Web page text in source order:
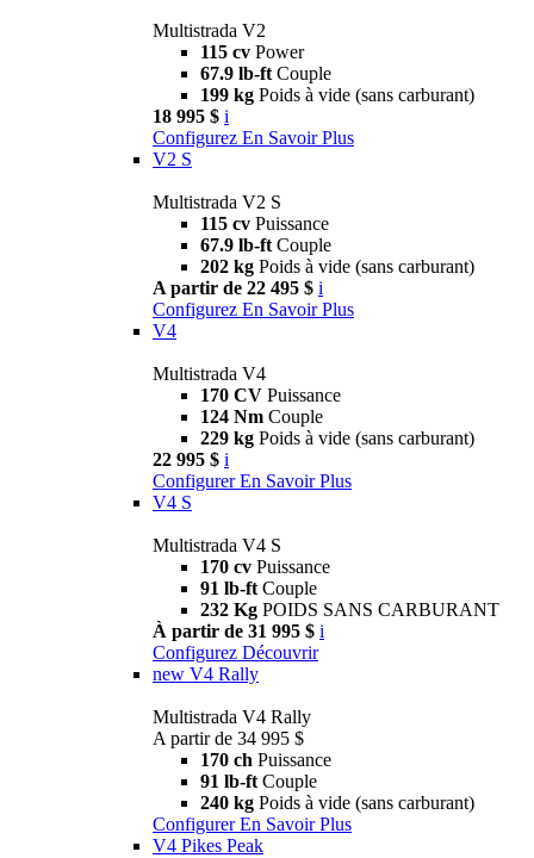
Multistrada V2
115 cv Power
67.9 lb-ft Couple
199 kg Poids à vide (sans carburant)
18 995 $ i
Configurez En Savoir Plus
V2 S
Multistrada V2 S
115 cv Puissance
67.9 lb-ft Couple
202 kg Poids à vide (sans carburant)
A partir de 22 495 $ i
Configurez En Savoir Plus
V4
Multistrada V4
170 CV Puissance
124 Nm Couple
229 kg Poids à vide (sans carburant)
22 995 $ i
Configurer En Savoir Plus
V4 S
Multistrada V4 S
170 cv Puissance
91 lb-ft Couple
232 Kg POIDS SANS CARBURANT
À partir de 31 995 $ i
Configurez Découvrir
new V4 Rally
Multistrada V4 Rally
A partir de 34 995 $
170 ch Puissance
91 lb-ft Couple
240 kg Poids à vide (sans carburant)
Configurer En Savoir Plus
V4 Pikes Peak